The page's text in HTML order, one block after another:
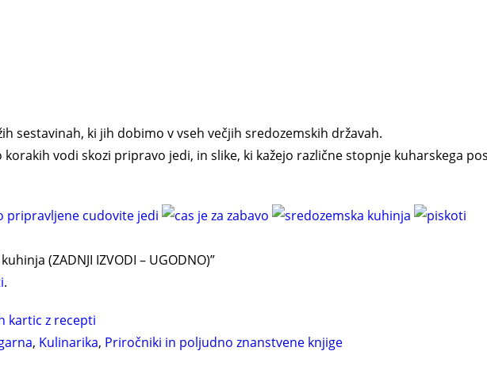
sestavinah, ki jih dobimo v vseh večjih sredozemskih državah.
vodi skozi pripravo jedi, in slike, ki kažejo različne stopnje kuharskega
(ZADNJI IZVODI – UGODNO)”
.
kartic z recepti
, Kulinarika, Priročniki in poljudno znanstvene knjige